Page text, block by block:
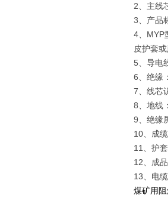
2、主线
3、产品
4、MYP
皮护套
5、导电
6、绝缘
7、线芯
8、地线
9、绝缘
10、成
11、护
12、成
13、电
煤矿用